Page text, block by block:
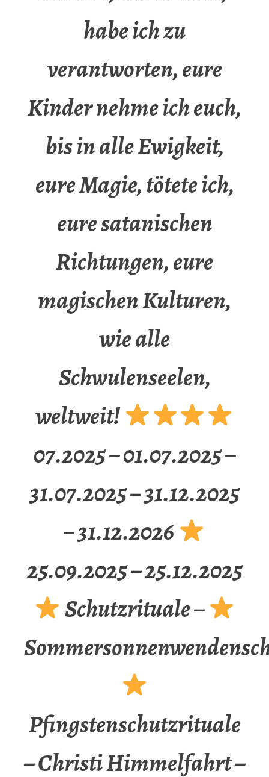
habe ich zu
verantworten, eure
Kinder nehme ich euch,
bis in alle Ewigkeit,
eure Magie, tötete ich,
eure satanischen
Richtungen, eure
magischen Kulturen,
wie alle
Schwulenseelen,
weltweit!
07.2025 – 01.07.2025 –
31.07.2025 – 31.12.2025
– 31.12.2026
25.09.2025 – 25.12.2025
Schutzrituale –
Pfingstenschutzrituale
– Christi Himmelfahrt –